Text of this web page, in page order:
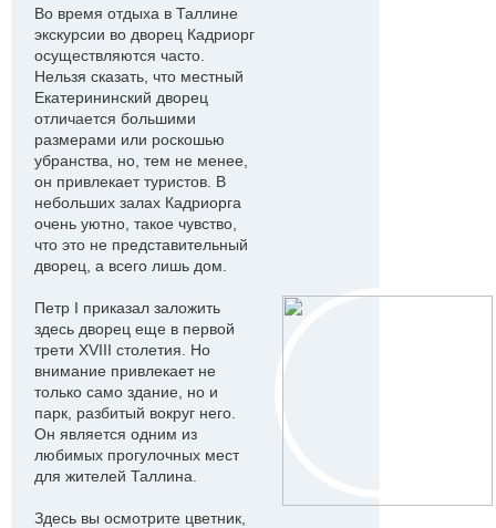
Во время отдыха в Таллине
экскурсии во дворец Кадриорг
осуществляются часто.
Нельзя сказать, что местный
Екатерининский дворец
отличается большими
размерами или роскошью
убранства, но, тем не менее,
он привлекает туристов. В
небольших залах Кадриорга
очень уютно, такое чувство,
что это не представительный
дворец, а всего лишь дом.
Петр I приказал заложить
здесь дворец еще в первой
трети XVIII столетия. Но
внимание привлекает не
только само здание, но и
парк, разбитый вокруг него.
Он является одним из
любимых прогулочных мест
для жителей Таллина.
Здесь вы осмотрите цветник,